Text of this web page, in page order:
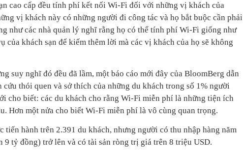
cao cấp đều tính phí kết nối Wi-Fi đối với những vị khách của
vị khách này có những người đi công tác và họ bắt buộc cần phải
như các nhà quản lý nghĩ rằng họ có thể tính phí Wi-Fi giống như
của khách sạn để kiếm thêm lời mà các vị khách của họ sẽ không
suy nghĩ đó đều đã lầm, một báo cáo mới đây của BloomBerg dẫn
cứu thói quen và sở thích của những du khách trong số 1% người
cho biết: các du khách cho rằng Wi-Fi miễn phí là những tiện ích
Hơn một nửa cho biết Wi-Fi miễn phí là vô cùng quan trọng.
tiến hành trên 2.391 du khách, nhưng người có thu nhập hàng năm
9 tỷ đồng) trở lên và có tài sản ròng trị giá trên 8 triệu USD.